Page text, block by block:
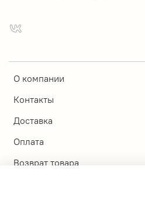
О компании
Контакты
Доставка
Оплата
Возврат товара